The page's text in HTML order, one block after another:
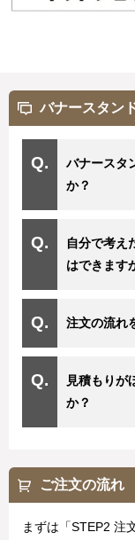
バナースタン
バナースタ
か？
自分で考え
はできます
注文の流れ
見積もりが
か？
ご注文の流れ
まずは「STEP2 注